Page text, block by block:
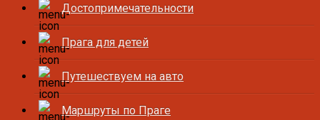
Достопримечательности
Прага для детей
Путешествуем на авто
Маршруты по Праге